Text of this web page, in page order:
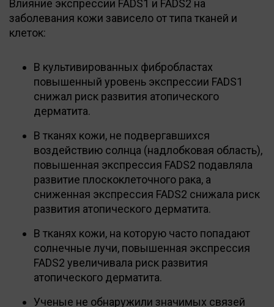
Влияние экспрессии FADS1 и FADS2 на
заболевания кожи зависело от типа тканей и
клеток:
В культивированных фибробластах
повышенный уровень экспрессии FADS1
снижал риск развития атопического
дерматита.
В тканях кожи, не подвергавшихся
воздействию солнца (надлобковая область),
повышенная экспрессия FADS2 подавляла
развитие плоскоклеточного рака, а
сниженная экспрессия FADS2 снижала риск
развития атопического дерматита.
В тканях кожи, на которую часто попадают
солнечные лучи, повышенная экспрессия
FADS2 увеличивала риск развития
атопического дерматита.
Ученые не обнаружили значимых связей